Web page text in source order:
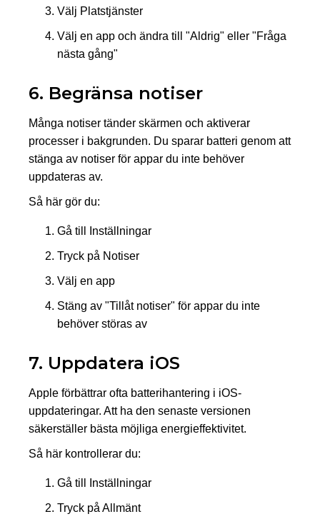
Välj Platstjänster
Välj en app och ändra till "Aldrig" eller "Fråga
nästa gång"
6. Begränsa notiser
Många notiser tänder skärmen och aktiverar
processer i bakgrunden. Du sparar batteri genom att
stänga av notiser för appar du inte behöver
uppdateras av.
Så här gör du:
Gå till Inställningar
Tryck på Notiser
Välj en app
Stäng av "Tillåt notiser" för appar du inte
behöver störas av
7. Uppdatera iOS
Apple förbättrar ofta batterihantering i iOS-
uppdateringar. Att ha den senaste versionen
säkerställer bästa möjliga energieffektivitet.
Så här kontrollerar du:
Gå till Inställningar
Tryck på Allmänt